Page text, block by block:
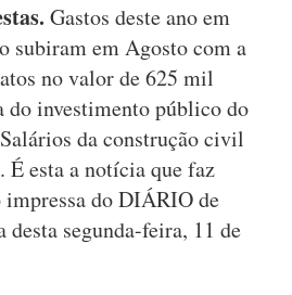
Gastos deste ano em
subiram em Agosto com a
no valor de 625 mil
investimento público do
da construção civil
É esta a notícia que faz
impressa do DIÁRIO de
segunda-feira, 11 de